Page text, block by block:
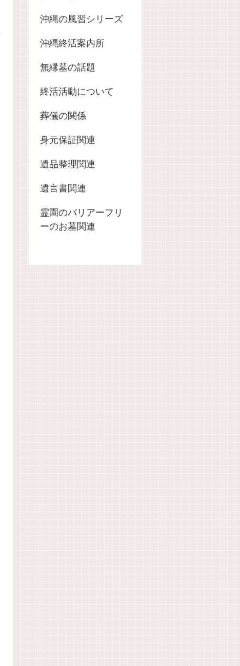
沖縄の風習シリーズ
沖縄終活案内所
無縁墓の話題
終活活動について
葬儀の関係
身元保証関連
遺品整理関連
遺言書関連
霊園のバリアーフリ
ーのお墓関連